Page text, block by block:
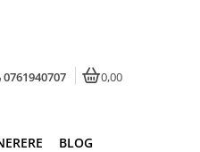
0761940707 0,00
BLOG